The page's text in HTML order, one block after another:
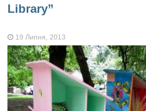
Library”
19 Липня, 2013